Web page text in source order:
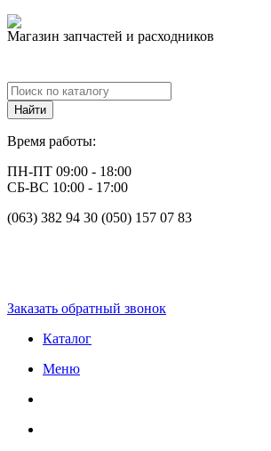
Магазин запчастей и расходников
Время работы:
ПН-ПТ 09:00 - 18:00
СБ-ВС 10:00 - 17:00
(063) 382 94 30 (050) 157 07 83
Заказать обратный звонок
Каталог
Меню